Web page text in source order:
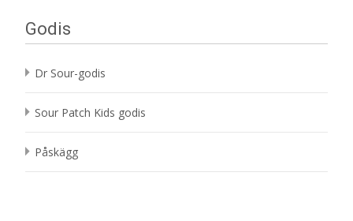
Godis
Dr Sour-godis
Sour Patch Kids godis
Påskägg